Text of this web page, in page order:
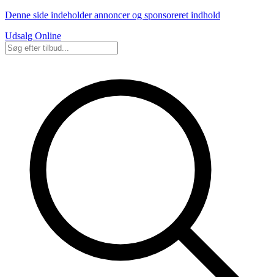
Denne side indeholder annoncer og sponsoreret indhold
Udsalg Online